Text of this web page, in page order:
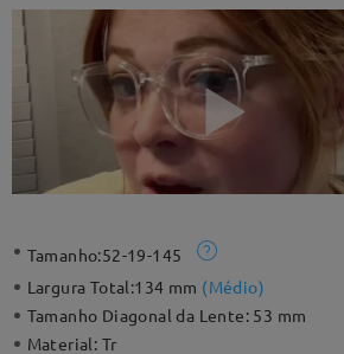
Tamanho:52-19-145
Largura Total:134 mm (Médio)
Tamanho Diagonal da Lente: 53 mm
Material: Tr